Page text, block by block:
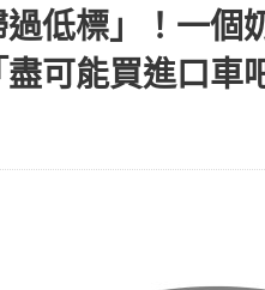
低標」！一個
可能買進口車